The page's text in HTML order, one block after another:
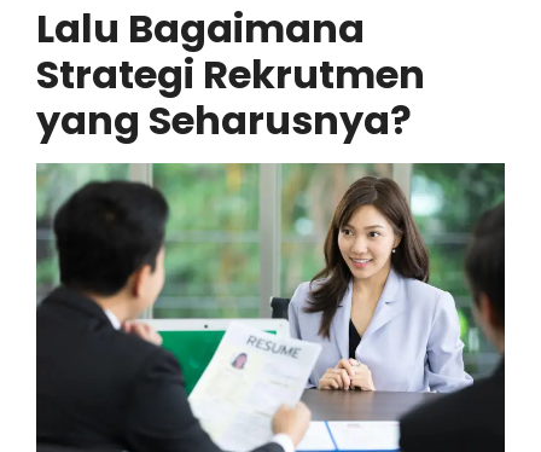
Lalu Bagaimana
Strategi Rekrutmen
yang Seharusnya?